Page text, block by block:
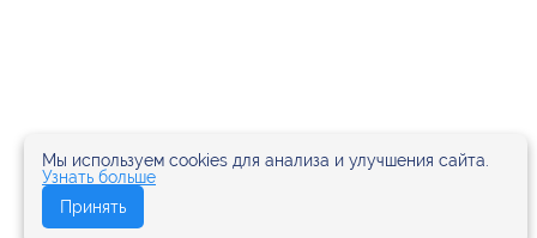
Мы используем cookies для анализа и улучшения сайта.
Узнать больше
Принять